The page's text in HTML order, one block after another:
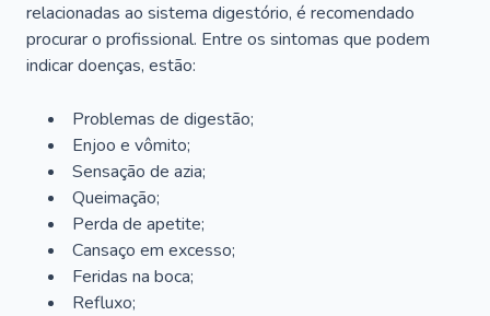
relacionadas ao sistema digestório, é recomendado
procurar o profissional. Entre os sintomas que podem
indicar doenças, estão:
Problemas de digestão;
Enjoo e vômito;
Sensação de azia;
Queimação;
Perda de apetite;
Cansaço em excesso;
Feridas na boca;
Refluxo;